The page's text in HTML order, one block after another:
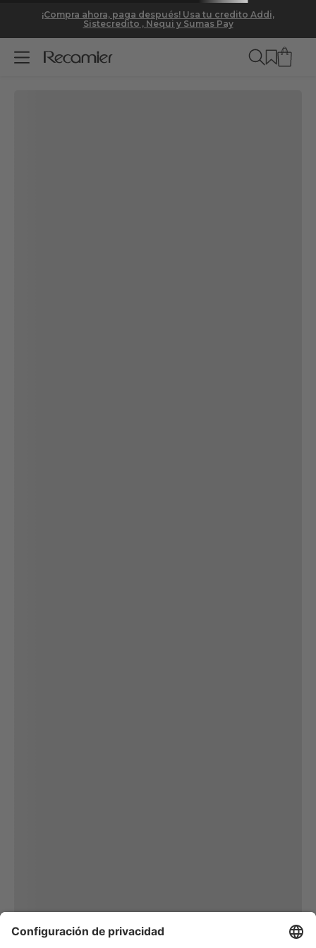
¡Compra ahora, paga después! Usa tu credito Addi,
Sistecredito , Nequi y Sumas Pay
DETALLES MODO DE USO ESPECIFICACIONES